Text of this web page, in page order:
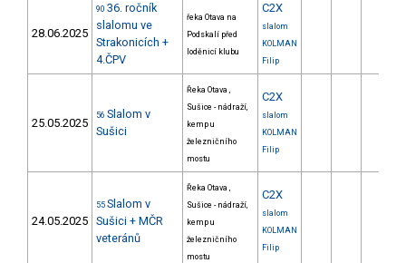
28.06.2025
90 36. ročník
slalomu ve
Strakonicích +
4.ČPV
řeka Otava na
Podskalí před
loděnicí klubu
C2X
slalom
KOLMAN
Filip
25.05.2025
56 Slalom v
Sušici
Řeka Otava ,
Sušice - nádraží,
kemp u
železničního
mostu
C2X
slalom
KOLMAN
Filip
24.05.2025
55 Slalom v
Sušici + MČR
veteránů
Řeka Otava ,
Sušice - nádraží,
kemp u
železničního
mostu
C2X
slalom
KOLMAN
Filip